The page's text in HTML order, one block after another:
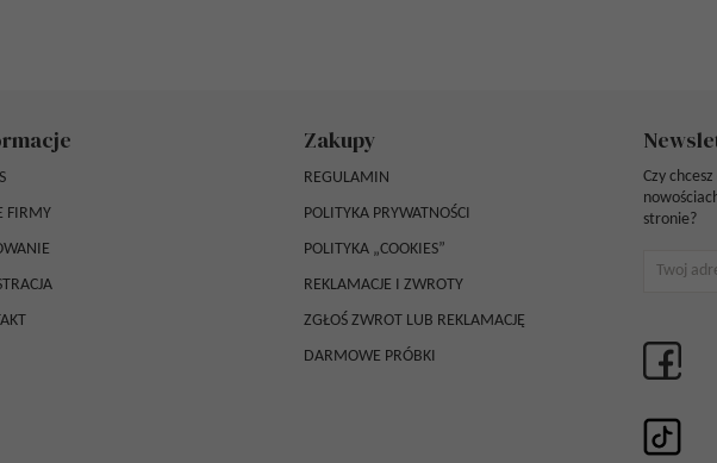
FIRMY
Zakupy
REGULAMIN
POLITYKA PRYWATNOŚCI
POLITYKA „COOKIES”
REKLAMACJE I ZWROTY
ZGŁOŚ ZWROT LUB REKLAMACJĘ
DARMOWE PRÓBKI
Czy
stronie?